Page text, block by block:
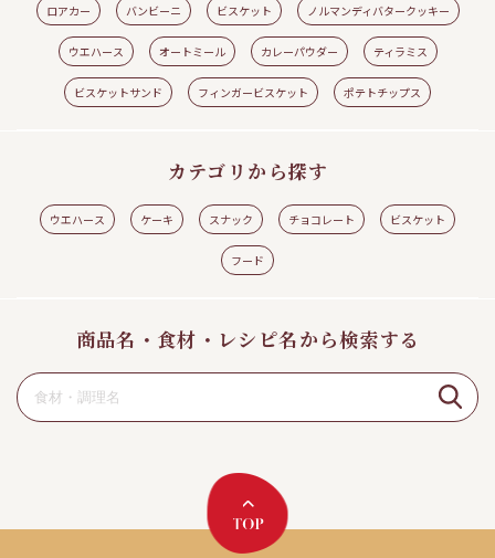
レシピの続きを見る
ロアカー バンビーニ ビスケット ノルマンディバタークッキー
ウエハース オートミール カレーパウダー ティラミス
ビスケットサンド フィンガービスケット ポテトチップス
カテゴリから探す
ウエハース ケーキ スナック チョコレート ビスケット
フード
商品名・食材・レシピ名から検索する